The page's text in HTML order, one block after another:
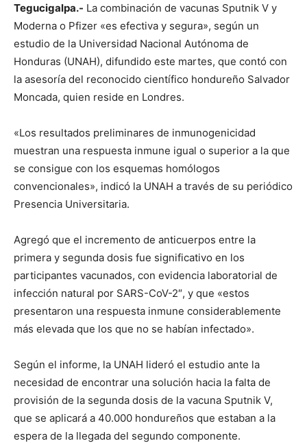
Tegucigalpa.- La combinación de vacunas Sputnik V y
Moderna o Pfizer «es efectiva y segura», según un
estudio de la Universidad Nacional Autónoma de
Honduras (UNAH), difundido este martes, que contó con
la asesoría del reconocido científico hondureño Salvador
Moncada, quien reside en Londres.
«Los resultados preliminares de inmunogenicidad
muestran una respuesta inmune igual o superior a la que
se consigue con los esquemas homólogos
convencionales», indicó la UNAH a través de su periódico
Presencia Universitaria.
Agregó que el incremento de anticuerpos entre la
primera y segunda dosis fue significativo en los
participantes vacunados, con evidencia laboratorial de
infección natural por SARS-CoV-2″, y que «estos
presentaron una respuesta inmune considerablemente
más elevada que los que no se habían infectado».
Según el informe, la UNAH lideró el estudio ante la
necesidad de encontrar una solución hacia la falta de
provisión de la segunda dosis de la vacuna Sputnik V,
que se aplicará a 40.000 hondureños que estaban a la
espera de la llegada del segundo componente.